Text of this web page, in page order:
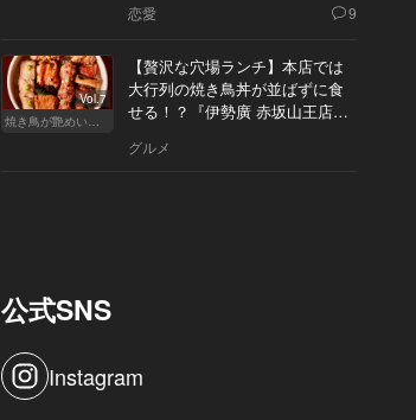
恋愛 9
Vol.7
焼き鳥が艶めいてきた
【贅沢な穴場ランチ】本店では
大行列の焼き鳥丼が並ばずに食
せる！？『伊勢廣 赤坂山王店』
グルメ
公式SNS
Instagram